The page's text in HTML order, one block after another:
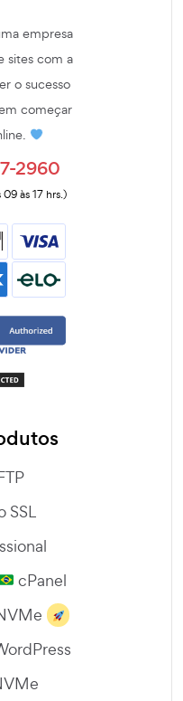
empresa
sites com a
o sucesso
começar
2960
às 17 hrs.)
cPanel